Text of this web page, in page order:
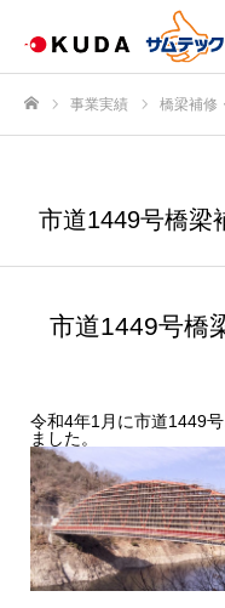
事業実績 橋梁補修
市道1449号橋梁
市道1449号橋
令和4年1月に市道1449
ました。